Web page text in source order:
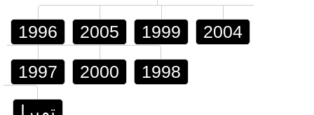
1996 2005 1999 2004
1997 2000 1998